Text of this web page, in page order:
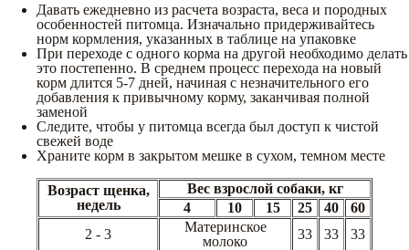
Давать ежедневно из расчета возраста, веса и породных
особенностей питомца. Изначально придерживайтесь
норм кормления, указанных в таблице на упаковке
При переходе с одного корма на другой необходимо делать
это постепенно. В среднем процесс перехода на новый
корм длится 5-7 дней, начиная с незначительного его
добавления к привычному корму, заканчивая полной
заменой
Следите, чтобы у питомца всегда был доступ к чистой
свежей воде
Храните корм в закрытом мешке в сухом, темном месте
Возраст щенка,
недель
Вес взрослой собаки, кг
4
10 15 25 40
60
2 - 3
Материнское
молоко
33 33
33